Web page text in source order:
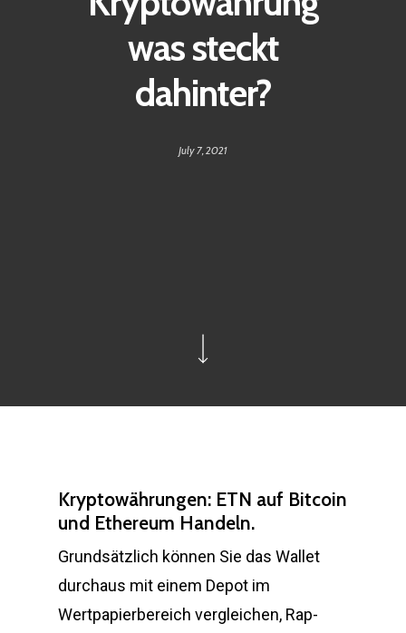
was steckt
dahinter?
July 7, 2021
Kryptowährungen: ETN auf Bitcoin
und Ethereum Handeln.
Grundsätzlich können Sie das Wallet
durchaus mit einem Depot im
Wertpapierbereich vergleichen, Rap-